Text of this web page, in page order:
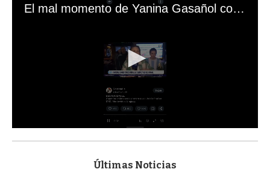
El mal momento de Yanina Gasañol con un hincha argentino en "Subrayado"
s
Últimas Noticias